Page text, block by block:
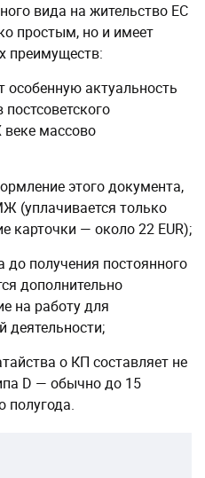
вида на жительство ЕС
простым, но и имеет
преимуществ:
особенную актуальность
веке массово
этого документа,
(уплачивается только
карточки — около 22 EUR);
до получения постоянного
дополнительно
на работу для
деятельности;
о КП составляет не
D — обычно до 15